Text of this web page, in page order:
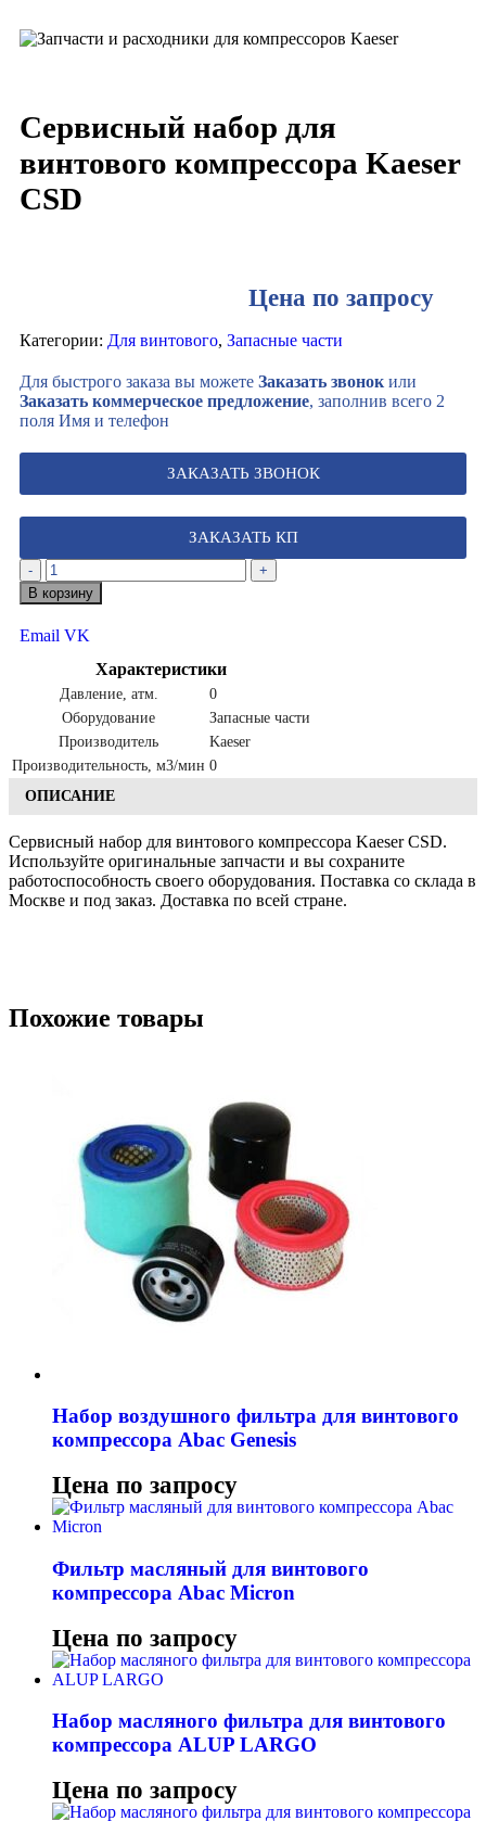
Сервисный набор для
винтового компрессора Kaeser
CSD
Цена по запросу
Категории: Для винтового, Запасные части
Для быстрого заказа вы можете Заказать звонок или
Заказать коммерческое предложение, заполнив всего 2
поля Имя и телефон
ЗАКАЗАТЬ ЗВОНОК
ЗАКАЗАТЬ КП
-
+
В корзину
Email VK
Характеристики
Давление, атм.
0
Оборудование
Запасные части
Производитель
Kaeser
Производительность, м3/мин 0
ОПИСАНИЕ
Сервисный набор для винтового компрессора Kaeser CSD.
Используйте оригинальные запчасти и вы сохраните
работоспособность своего оборудования. Поставка со склада в
Москве и под заказ. Доставка по всей стране.
Похожие товары
Набор воздушного фильтра для винтового
компрессора Abac Genesis
Цена по запросу
Фильтр масляный для винтового
компрессора Abac Micron
Цена по запросу
Набор масляного фильтра для винтового
компрессора ALUP LARGO
Цена по запросу